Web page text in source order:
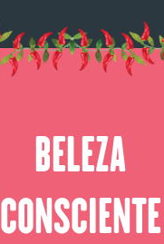
BELEZA
CONSCIENTE